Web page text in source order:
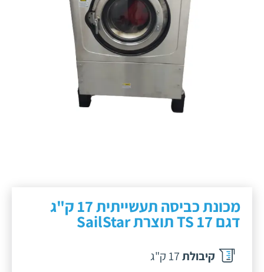
מכונת כביסה תעשייתית 17 ק"ג
דגם TS 17 תוצרת SailStar
קיבולת17 ק"ג